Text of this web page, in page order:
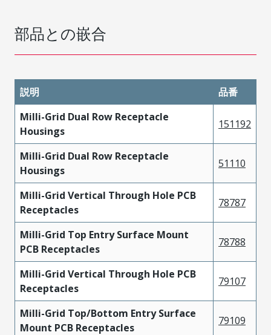
部品との嵌合
説明
品番
Milli-Grid Dual Row Receptacle
Housings
151192
Milli-Grid Dual Row Receptacle
Housings
51110
Milli-Grid Vertical Through Hole PCB
Receptacles
78787
Milli-Grid Top Entry Surface Mount
PCB Receptacles
78788
Milli-Grid Vertical Through Hole PCB
Receptacles
79107
Milli-Grid Top/Bottom Entry Surface
Mount PCB Receptacles
79109